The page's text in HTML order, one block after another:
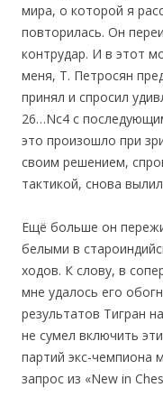
мира, о которой я
повторилась. Он
контрудар. И в этот
меня, Т. Петросян
принял и спросил
26…Nc4 с
это произошло при
своим решением,
тактикой, снова
Ещё больше он
белыми в
ходов. К слову, в
мне удалось его
результатов Тигран
не сумел включить
партий экс-чемпиона
запрос из «New in